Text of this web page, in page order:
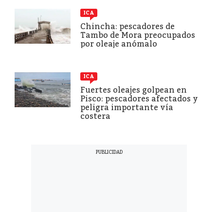
ICA
Chincha: pescadores de
Tambo de Mora preocupados
por oleaje anómalo
ICA
Fuertes oleajes golpean en
Pisco: pescadores afectados y
peligra importante vía
costera